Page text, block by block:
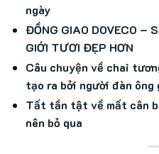
ngày
ĐỒNG GIAO DOVECO –
GIỚI TƯƠI ĐẸP HƠN
Câu chuyện về chai
tạo ra bởi người đàn ông
Tất tần tật về mất cân
nên bỏ qua